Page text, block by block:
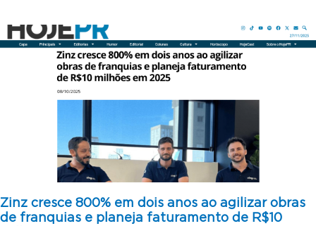
Zinz cresce 800% em dois anos ao agilizar obras
de franquias e planeja faturamento de R$10